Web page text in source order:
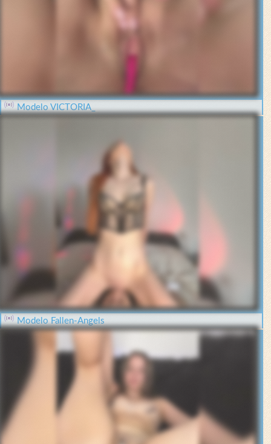
Modelo VICTORIA_
Modelo Fallen-Angels